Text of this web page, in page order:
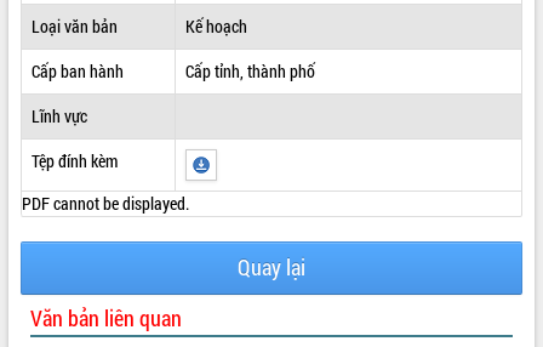
Loại văn bản
Kế hoạch
Cấp ban hành
Cấp tỉnh, thành phố
Lĩnh vực
Tệp đính kèm
PDF cannot be displayed.
Quay lại
Văn bản liên quan